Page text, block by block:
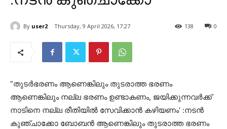
By user2 Thursday, 9 April 2026, 17:27 0
138
”തുടർഭരണം ആണെങ്കിലും തുടരാത്ത ഭരണം
ആണെങ്കിലും നല്ല ഭരണം ഉണ്ടാകണം, ജയിക്കുന്നവർക്ക്
നാടിനെ നല്ല രീതിയിൽ സേവിക്കാൻ കഴിയണം’ :നടൻ
കുഞ്ചാക്കോ ബോബൻ ആണെങ്കിലും തുടരാത്ത ഭരണം